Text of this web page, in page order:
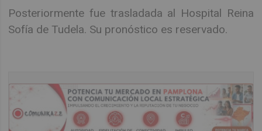
Posteriormente fue trasladada al Hospital Reina
Sofía de Tudela. Su pronóstico es reservado.